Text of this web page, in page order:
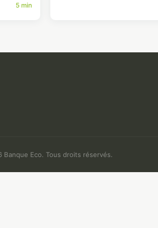
5 min
Banque Eco. Tous droits réservés.